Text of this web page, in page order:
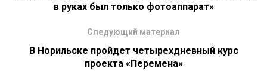
в руках был только фотоаппарат»
Следующий материал
В Норильске пройдет четырехдневный курс
проекта «Перемена»